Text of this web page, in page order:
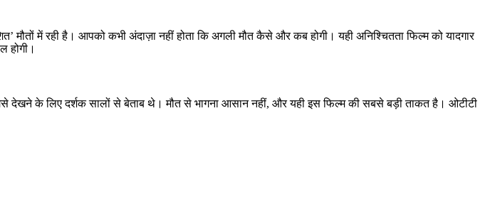
मौतों में रही है। आपको कभी अंदाज़ा नहीं होता कि अगली मौत कैसे और कब होगी। यही अनिश्चितता फिल्म को यादगार
होगी।
देखने के लिए दर्शक सालों से बेताब थे। मौत से भागना आसान नहीं, और यही इस फिल्म की सबसे बड़ी ताकत है। ओटीटी